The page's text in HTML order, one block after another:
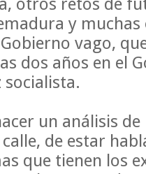
y
vago,
dos años en el
un análisis
de estar
que tienen los